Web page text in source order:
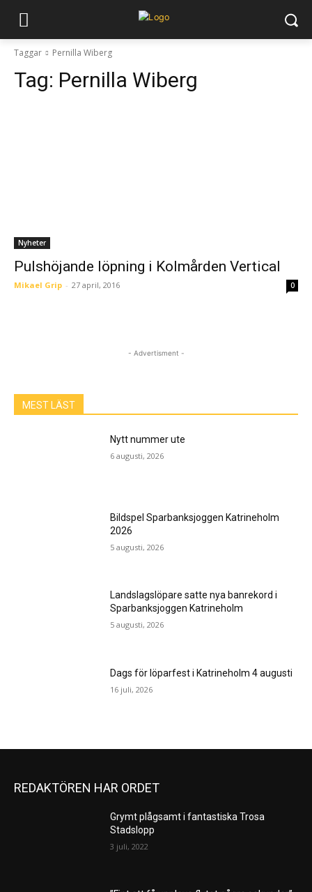
Taggar Pernilla Wiberg
Tag: Pernilla Wiberg
Nyheter
Pulshöjande löpning i Kolmården Vertical
Mikael Grip - 27 april, 2016 0
- Advertisment -
MEST LÄST
Nytt nummer ute
6 augusti, 2026
Bildspel Sparbanksjoggen Katrineholm
2026
5 augusti, 2026
Landslagslöpare satte nya banrekord i
Sparbanksjoggen Katrineholm
5 augusti, 2026
Dags för löparfest i Katrineholm 4 augusti
16 juli, 2026
REDAKTÖREN HAR ORDET
Grymt plågsamt i fantastiska Trosa
Stadslopp
3 juli, 2022